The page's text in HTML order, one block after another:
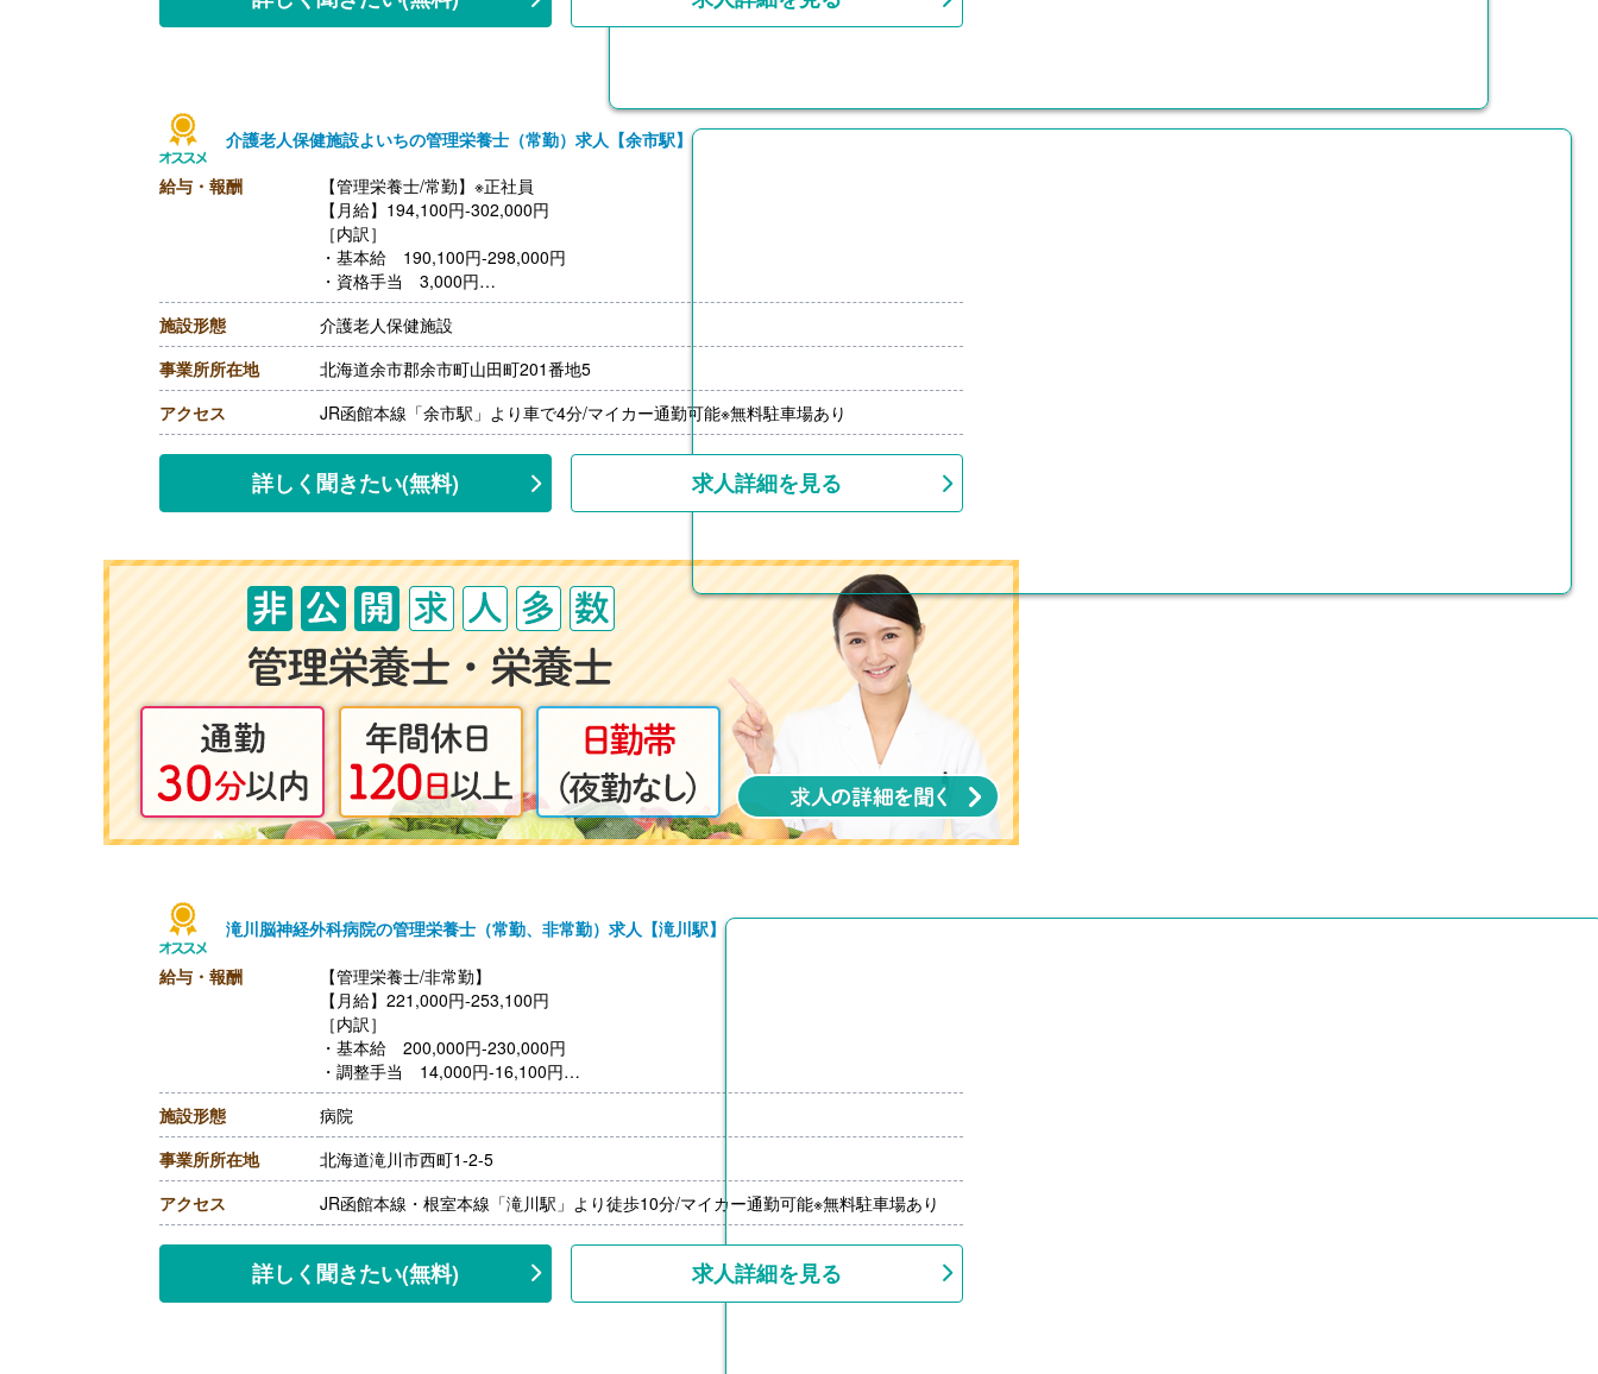
介護老人保健施設よいちの管理栄養士（常勤）求人【余市駅】
給与・報酬
【管理栄養士/常勤】※正社員
【月給】194,100円-302,000円
［内訳］
・基本給 190,100円-298,000円
・資格手当 3,000円
・処遇改善手当 1,000円
［その他手当］
・住宅手当 上限20,000円
【賞与】年2回（計1.75ヶ月分）※前年度実績
【通勤手当】あり（上限20,000円/月）※20円/km×勤務日数
【昇給】あり（1月あたり1,000円-3,000円）※前年度実績
施設形態
介護老人保健施設
事業所所在地
北海道余市郡余市町山田町201番地5
アクセス
JR函館本線「余市駅」より車で4分/マイカー通勤可能※無料駐車場あり
詳しく聞きたい(無料) 求人詳細を見る
滝川脳神経外科病院の管理栄養士（常勤、非常勤）求人【滝川駅】
給与・報酬
【管理栄養士/非常勤】
【月給】221,000円-253,100円
［内訳］
・基本給 200,000円-230,000円
・調整手当 14,000円-16,100円
・技術手当 7,000円-
【賞与】年2回（計4ヶ月分）※前年度実績
【通勤手当】あり（車の場合 上限15,000円/月）（公共交通機関の場合 上限26,000円/
月）
【昇給】あり（1月あたり1.00％-）※前年度実績
【退職金】あり ※勤続3年以上---
【時給】1,500円
［その他手当］
・技術手当 7,000円
施設形態
病院
事業所所在地
北海道滝川市西町1-2-5
アクセス
JR函館本線・根室本線「滝川駅」より徒歩10分/マイカー通勤可能※無料駐車場あり
詳しく聞きたい(無料) 求人詳細を見る